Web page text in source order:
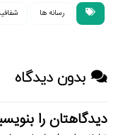
رسانه ها
بدون دیدگاه
دیدگاهتان را